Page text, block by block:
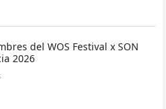
del WOS Festival x SON
2026